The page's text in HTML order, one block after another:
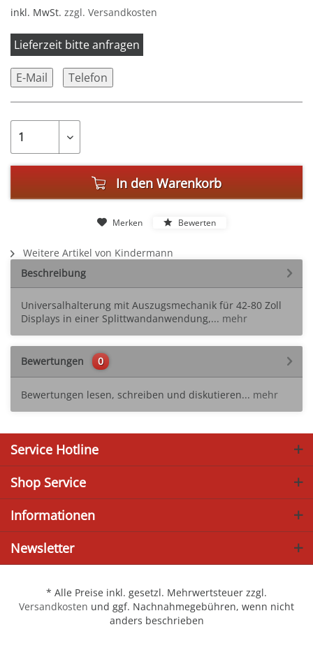
inkl. MwSt. zzgl. Versandkosten
Lieferzeit bitte anfragen
E-Mail Telefon
In den Warenkorb
Merken Bewerten
Weitere Artikel von Kindermann
Beschreibung
Universalhalterung mit Auszugsmechanik für 42-80 Zoll
Displays in einer Splittwandanwendung,... mehr
Bewertungen 0
Bewertungen lesen, schreiben und diskutieren... mehr
Service Hotline
Shop Service
Informationen
Newsletter
* Alle Preise inkl. gesetzl. Mehrwertsteuer zzgl.
Versandkosten und ggf. Nachnahmegebühren, wenn nicht
anders beschrieben